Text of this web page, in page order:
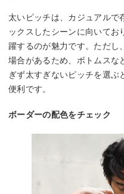
太いピッチは、カジュアルで
ックスしたシーンに向いてお
躍するのが魅力です。ただし
場合があるため、ボトムスな
ぎず太すぎないピッチを選ぶ
便利です。
ボーダーの配色をチェック